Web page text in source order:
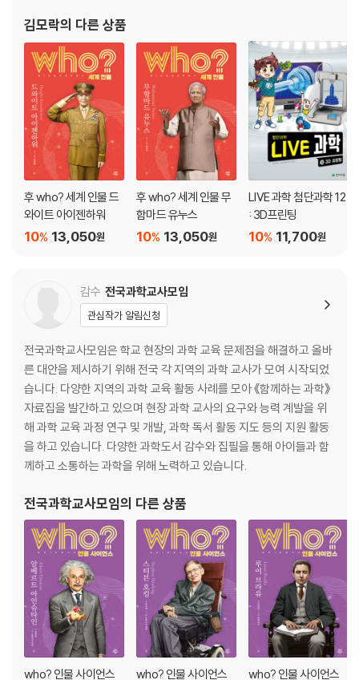
김모락의 다른 상품
후 who? 세계 인물 드
와이트 아이젠하워
13,050원
10%
후 who? 세계 인물 무
함마드 유누스
13,050원
10%
LIVE 과학 첨단과학 12
: 3D프린팅
11,700원
10%
감수 전국과학교사모임
관심작가 알림신청
전국과학교사모임은 학교 현장의 과학 교육 문제점을 해결하고 올바
른 대안을 제시하기 위해 전국 각 지역의 과학 교사가 모여 시작되었
습니다. 다양한 지역의 과학 교육 활동 사례를 모아 《함께하는 과학》
자료집을 발간하고 있으며 현장 과학 교사의 요구와 능력 계발을 위
해 과학 교육 과정 연구 및 개발, 과학 독서 활동 지도 등의 지원 활동
을 하고 있습니다. 다양한 과학도서 감수와 집필을 통해 아이들과 함
께하고 소통하는 과학을 위해 노력하고 있습니다.
전국과학교사모임의 다른 상품
who? 인물 사이언스 who? 인물 사이언스 who? 인물 사이언스